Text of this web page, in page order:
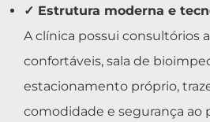
✓ Estrutura moderna e
A clínica possui consultórios
confortáveis, sala de
estacionamento próprio,
comodidade e segurança ao